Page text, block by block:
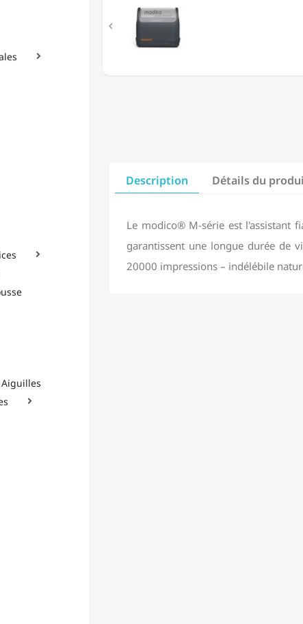




Description Détails du
Le modico® M-série est l'assistant
garantissent une longue durée de
20000 impressions – indélébile